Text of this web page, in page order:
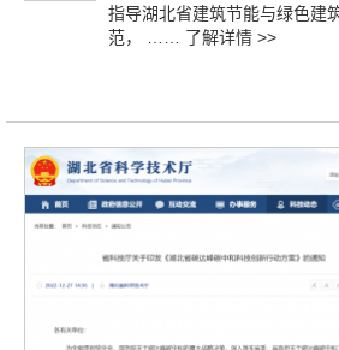
指导湖北省建筑节能与绿色建
范， …… 了解详情 >>